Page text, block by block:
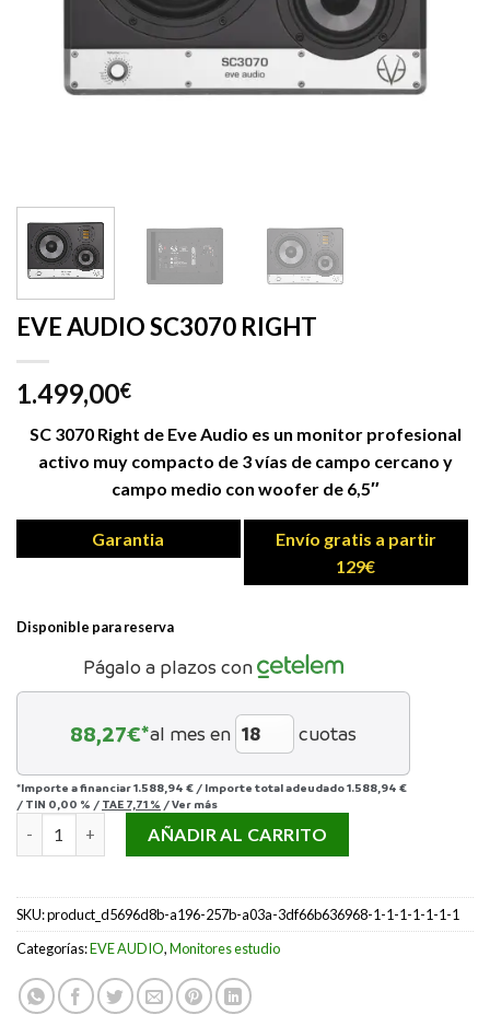
EVE AUDIO SC3070 RIGHT
1.499,00€
SC 3070 Right de Eve Audio es un monitor profesional
activo muy compacto de 3 vías de campo cercano y
campo medio con woofer de 6,5″
Garantia
Envío gratis a partir
129€
Disponible para reserva
Págalo a plazos con
88,27€*al mes en cuotas
*Importe a financiar1.588,94 € / Importe total adeudado1.588,94 €
/ TIN 0,00 % / TAE 7,71 % /Ver más
EVE AUDIO SC3070 RIGHT cantidad
AÑADIR AL CARRITO
SKU:product_d5696d8b-a196-257b-a03a-3df66b636968-1-1-1-1-1-1-1
Categorías:EVE AUDIO,Monitores estudio